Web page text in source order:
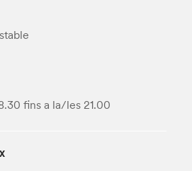
fins a la/les 21.00